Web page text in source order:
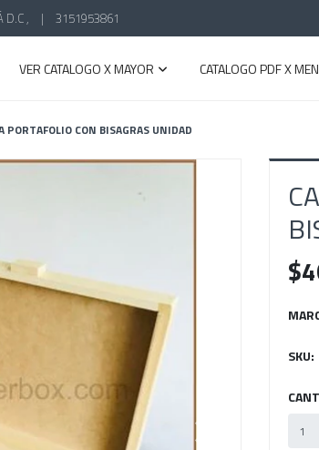
D.C , | 3151953861
VER CATALOGO X MAYOR CATALOGO PDF X
PORTAFOLIO CON BISAGRAS UNIDAD
SKU: